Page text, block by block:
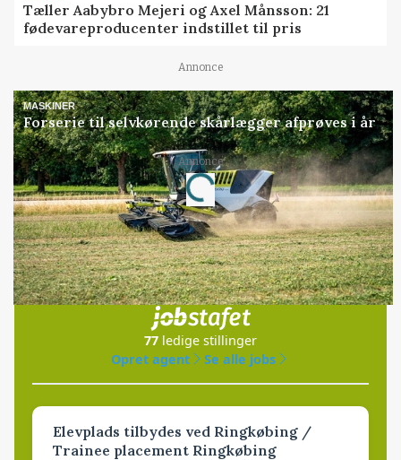
Tæller Aabybro Mejeri og Axel Månsson: 21
fødevareproducenter indstillet til pris
Annonce
MASKINER
Forserie til selvkørende skårlægger afprøves i år
Annonce
Loading...
Jobs
i samarbejde med
77 ledige stillinger
Opret agent
Se alle jobs
Elevplads tilbydes ved Ringkøbing /
Trainee placement Ringkøbing